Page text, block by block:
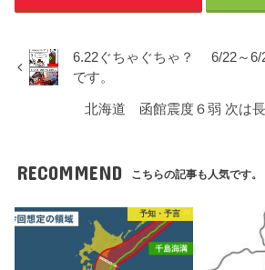
6.22ぐちゃぐちゃ？ 6/22～6/
です。
北海道 函館震度６弱 次は
RECOMMEND こちらの記事も人気です。
予知・予言